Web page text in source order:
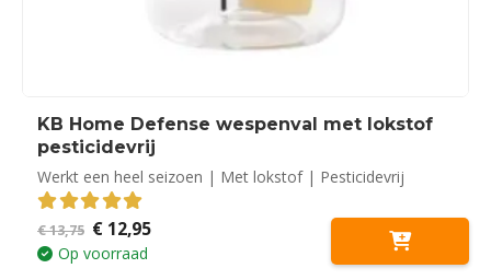
KB Home Defense wespenval met lokstof
pesticidevrij
Werkt een heel seizoen | Met lokstof | Pesticidevrij
5.00out of 5
€13,75 Oorspronkelijke
prijs
was:
€12,95Huidige
Op voorraad